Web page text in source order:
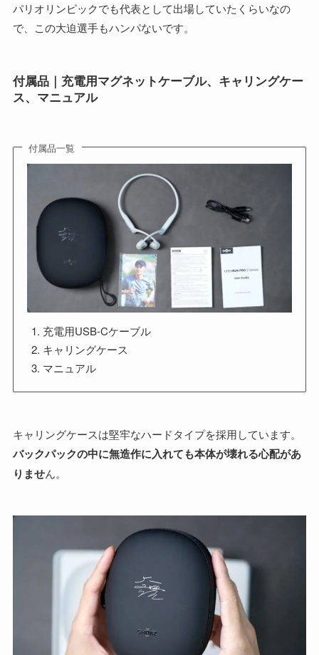
パリオリンピックでも代表として出場していたくらいなの
で、この大迫選手もハンパないです。
付属品｜充電用マグネットケーブル、キャリングケー
ス、マニュアル
付属品一覧
充電用USB-Cケーブル
キャリングケース
マニュアル
キャリングケースは堅牢なハードタイプを採用しています。
バックパックの中に無造作に入れても本体が壊れる心配があ
りません。